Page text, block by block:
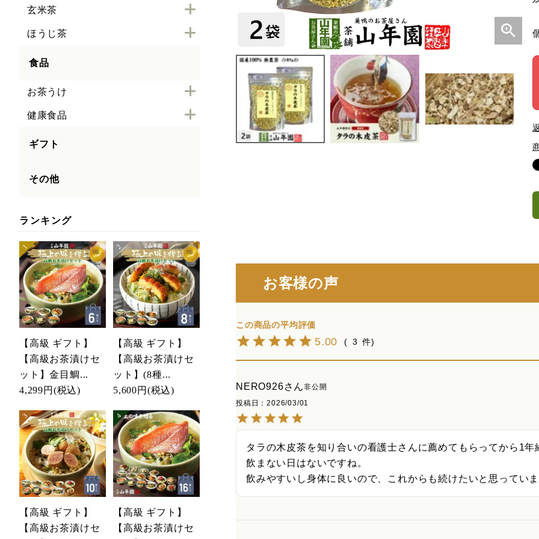
玄米茶
ほうじ茶
食品
お茶うけ
健康食品
ギフト
その他
ランキング
【高級 ギフト】
【高級お茶漬けセ
ット】金目鯛...
4,299円 (税込)
【高級 ギフト】
【高級お茶漬けセ
ット】(8種...
5,600円 (税込)
【高級 ギフト】
【高級お茶漬けセ
【高級 ギフト】
【高級お茶漬けセ
お客様の声
5.00 3
NERO926
非公開
投稿日
2026/03/01
タラの木皮茶を知り合いの看護士さんに薦めてもらってから1年
飲まない日はないですね。
飲みやすいし身体に良いので、これからも続けたいと思っていま